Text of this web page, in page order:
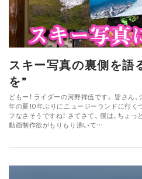
スキー写真の裏側を語
を”
どもー！ ライダーの河野祥伍です。 皆さん
年の夏10年ぶりにニュージーランドに行く
フなさそうですね！ さてさて、 僕は、ちょ
動画制作欲がもりもり沸いて…